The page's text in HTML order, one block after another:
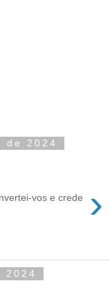
de 2024
›
vos e crede